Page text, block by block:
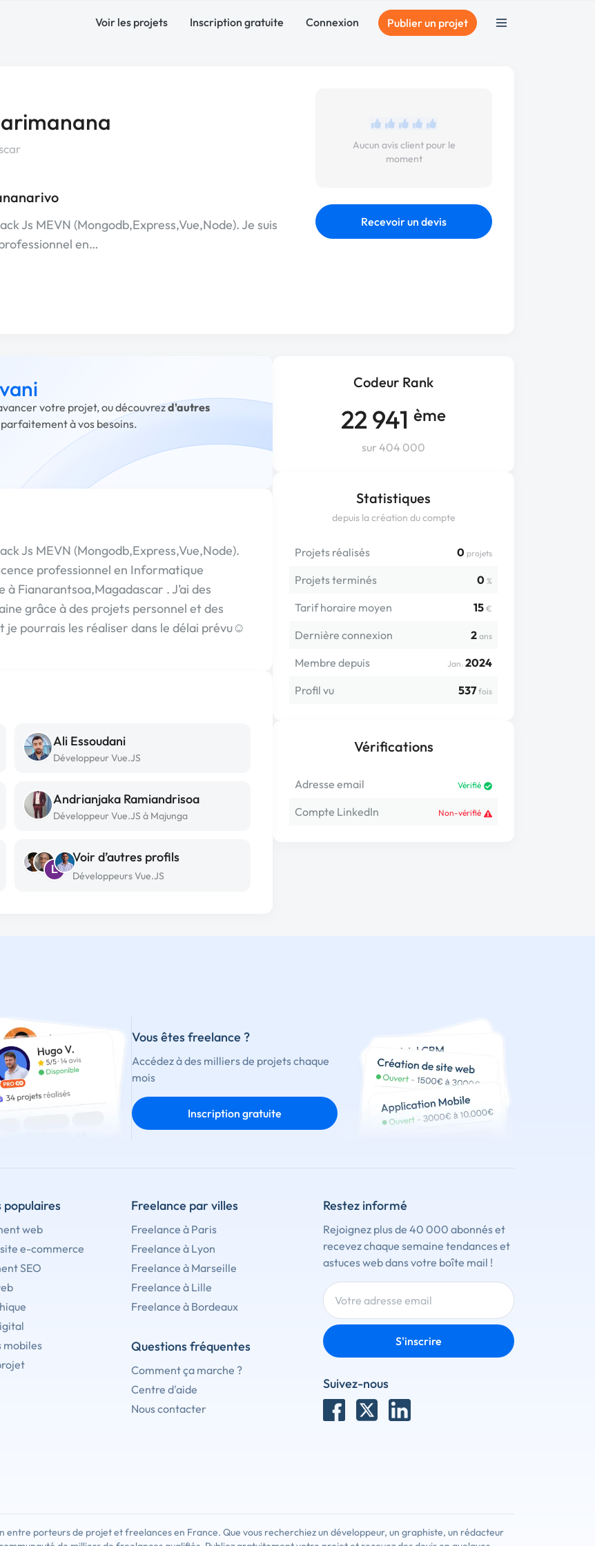
Voir les projets Inscription gratuite Connexion Publier un projet
Js MEVN (Mongodb,Express,Vue,Node). Je suis
en…
Aucun avis client pour le
moment
Recevoir un devis
Codeur Rank
22 941 ème
sur 404 000
Statistiques
depuis la création du compte
Projets réalisés 0 projets
Projets terminés 0 %
Tarif horaire moyen 15 €
Dernière connexion 2 ans
Membre depuis Jan. 2024
Profil vu
537 fois
Vérifications
Adresse email Vérifié
Compte LinkedIn Non-vérifié
votre projet, ou découvrezd'autres
à vos besoins.
Js MEVN (Mongodb,Express,Vue,Node).
professionnel en Informatique
Fianarantsoa,Magadascar . J’ai des
grâce à des projets personnel et des
je pourrais les réaliser dans le délai prévu☺️
Ali Essoudani
Développeur Vue.JS
Andrianjaka Ramiandrisoa
Développeur Vue.JS à Majunga
L
Voir d’autres profils
Développeurs Vue.JS
Vous êtes freelance ?
Accédez à des milliers de projets chaque
mois
Inscription gratuite
web
e-commerce
SEO
mobiles
Freelance par villes
Freelance à Paris
Freelance à Lyon
Freelance à Marseille
Freelance à Lille
Freelance à Bordeaux
Questions fréquentes
Comment ça marche ?
Centre d'aide
Nous contacter
Restez informé
Rejoignez plus de 40 000 abonnés et
recevez chaque semaine tendances et
astuces web dans votre boîte mail !
S'inscrire
Suivez-nous
porteurs de projet et freelances en France. Que vous recherchiez un développeur, un graphiste, un rédacteur